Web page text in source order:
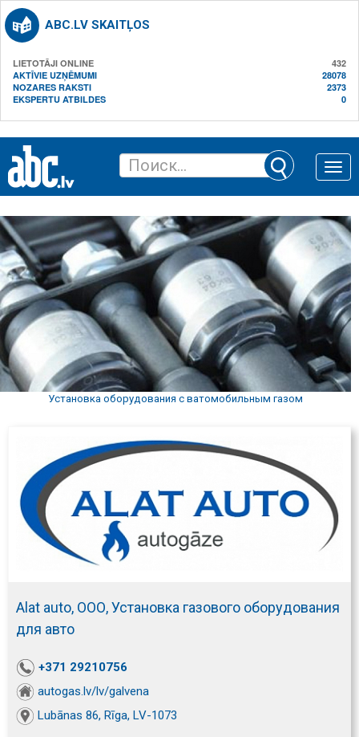
ABC.LV SKAITĻOS
LIETOTĀJI ONLINE
432
AKTĪVIE UZŅĒMUMI
28078
NOZARES RAKSTI
2373
EKSPERTU ATBILDES
0
Toggle
Установка оборудования с ватомобильным газом
Alat auto, ООО, Установка газового оборудования
для авто
+371 29210756
autogas.lv/lv/galvena
Lubānas 86, Rīga, LV-1073